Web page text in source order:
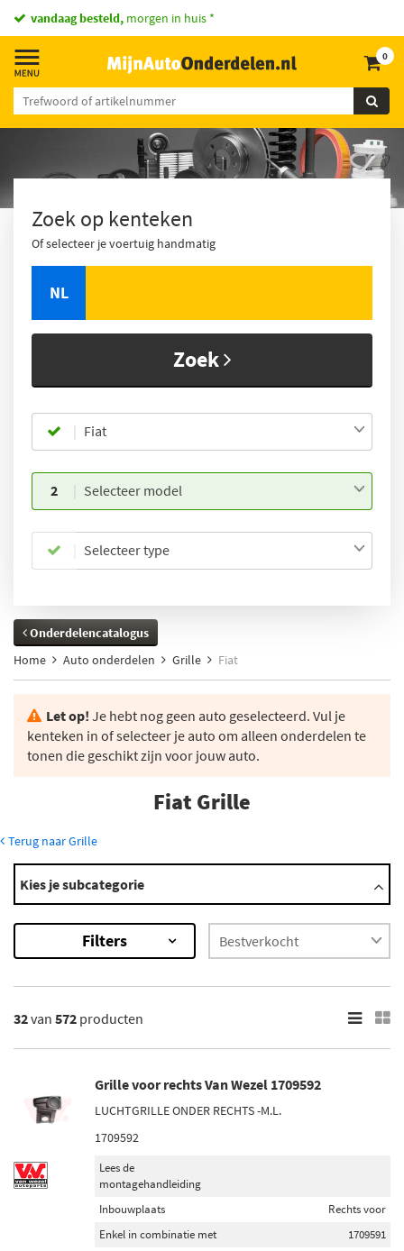
vandaag besteld, morgen in huis *
0
Zoek op kenteken
Of selecteer je voertuig handmatig
NL
Zoek
Fiat
2 Selecteer model
Selecteer type
Onderdelencatalogus
Home
Auto onderdelen Grille Fiat
Let op! Je hebt nog geen auto geselecteerd. Vul je
kenteken in of selecteer je auto om alleen onderdelen te
tonen die geschikt zijn voor jouw auto.
Fiat Grille
Terug naar Grille
Modellen
500
500X
Brava
Bravo
×
Resultaten
Bodermann (94)
Diederichs (118)
Kies je subcategorie
Filters
32van 572 producten
Grille voor rechts Van Wezel 1709592
LUCHTGRILLE ONDER RECHTS -M.L.
1709592
Lees de
montagehandleiding
Inbouwplaats
Rechts voor
Enkel in combinatie met
1709591